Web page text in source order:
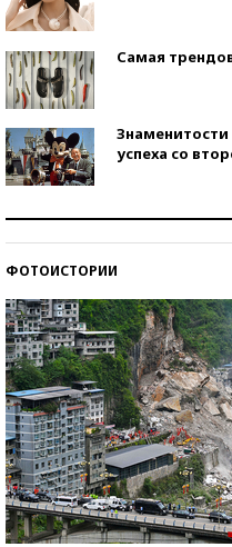
Самая
успеха со
ФОТОИСТОРИИ